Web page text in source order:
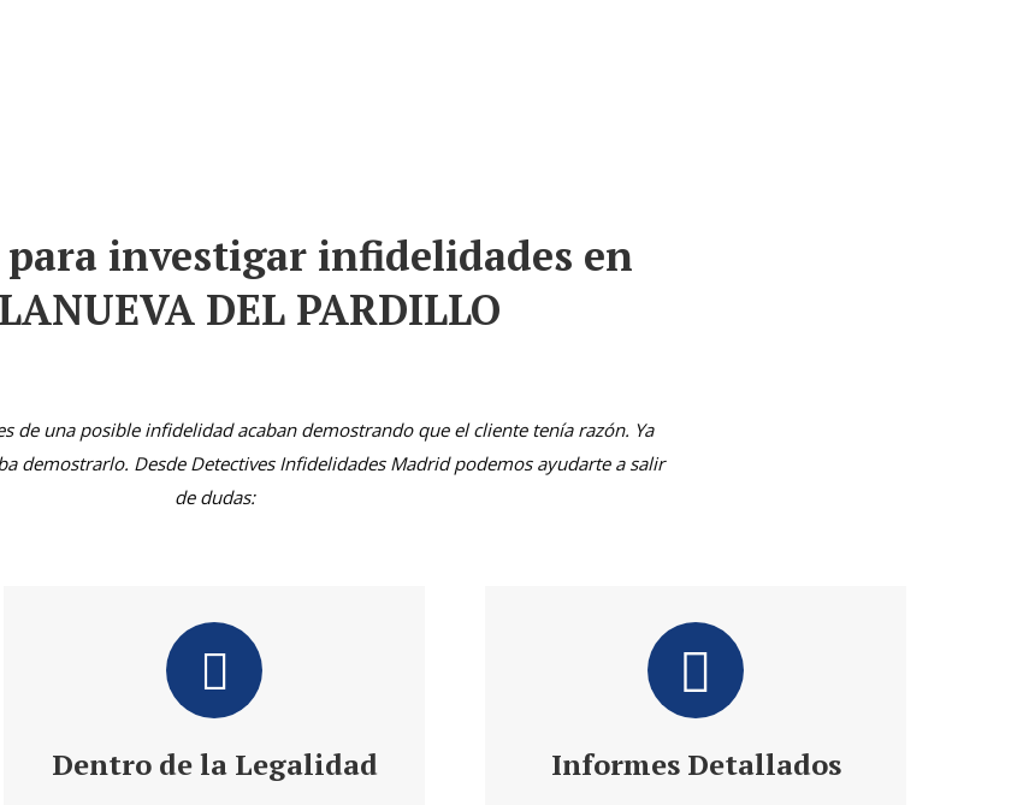
para investigar infidelidades en
DEL PARDILLO
de una posible infidelidad acaban demostrando que el cliente tenía razón. Ya
demostrarlo. Desde Detectives Infidelidades Madrid podemos ayudarte a salir
de dudas:
Dentro de la Legalidad Informes Detallados